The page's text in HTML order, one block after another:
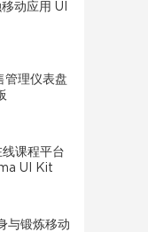
动应用 UI
理仪表盘
课程平台
UI Kit
与锻炼移动